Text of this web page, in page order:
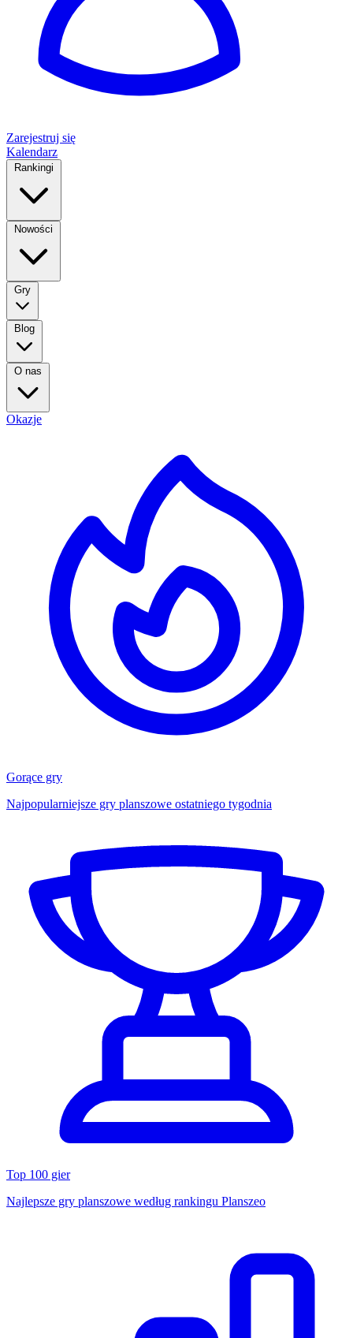
Zarejestruj się
Kalendarz
Rankingi
Nowości
Gry
Blog
O nas
Okazje
Gorące gry
Najpopularniejsze gry planszowe ostatniego tygodnia
Top 100 gier
Najlepsze gry planszowe według rankingu Planszeo